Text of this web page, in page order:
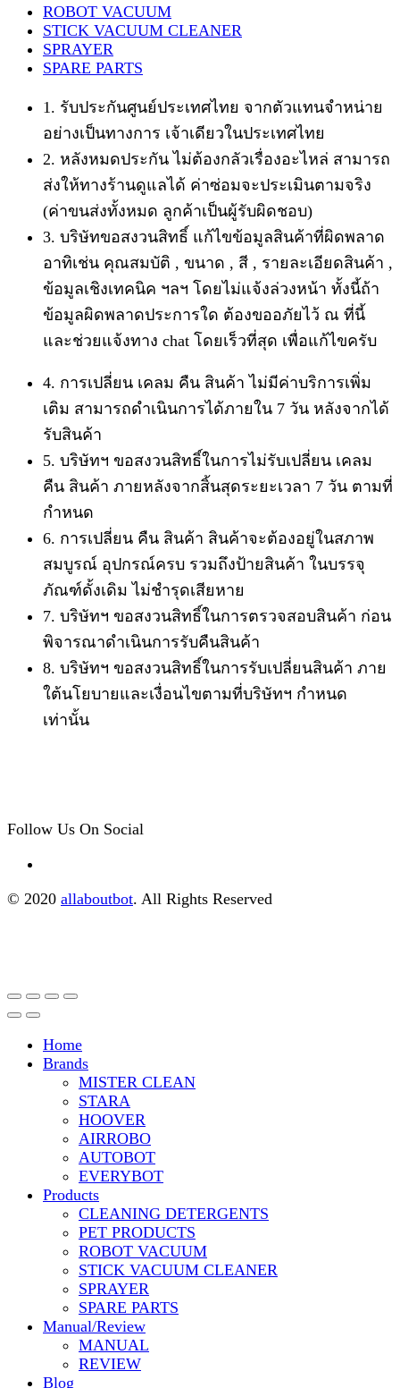
ROBOT VACUUM
STICK VACUUM CLEANER
SPRAYER
SPARE PARTS
1. รับประกันศูนย์ประเทศไทย จากตัวแทนจำหน่าย
อย่างเป็นทางการ เจ้าเดียวในประเทศไทย
2. หลังหมดประกัน ไม่ต้องกลัวเรื่องอะไหล่ สามารถ
ส่งให้ทางร้านดูแลได้ ค่าซ่อมจะประเมินตามจริง
(ค่าขนส่งทั้งหมด ลูกค้าเป็นผู้รับผิดชอบ)
3. บริษัทขอสงวนสิทธิ์ แก้ไขข้อมูลสินค้าที่ผิดพลาด
อาทิเช่น คุณสมบัติ , ขนาด , สี , รายละเอียดสินค้า ,
ข้อมูลเชิงเทคนิค ฯลฯ โดยไม่แจ้งล่วงหน้า ทั้งนี้ถ้า
ข้อมูลผิดพลาดประการใด ต้องขออภัยไว้ ณ ที่นี้
และช่วยแจ้งทาง chat โดยเร็วที่สุด เพื่อแก้ไขครับ
4. การเปลี่ยน เคลม คืน สินค้า ไม่มีค่าบริการเพิ่ม
เติม สามารถดำเนินการได้ภายใน 7 วัน หลังจากได้
รับสินค้า
5. บริษัทฯ ขอสงวนสิทธิ์ในการไม่รับเปลี่ยน เคลม
คืน สินค้า ภายหลังจากสิ้นสุดระยะเวลา 7 วัน ตามที่
กำหนด
6. การเปลี่ยน คืน สินค้า สินค้าจะต้องอยู่ในสภาพ
สมบูรณ์ อุปกรณ์ครบ รวมถึงป้ายสินค้า ในบรรจุ
ภัณฑ์ดั้งเดิม ไม่ชำรุดเสียหาย
7. บริษัทฯ ขอสงวนสิทธิ์ในการตรวจสอบสินค้า ก่อน
พิจารณาดำเนินการรับคืนสินค้า
8. บริษัทฯ ขอสงวนสิทธิ์ในการรับเปลี่ยนสินค้า ภาย
ใต้นโยบายและเงื่อนไขตามที่บริษัทฯ กำหนด
เท่านั้น
Follow Us On Social
© 2020 allaboutbot. All Rights Reserved
Home
Brands
MISTER CLEAN
STARA
HOOVER
AIRROBO
AUTOBOT
EVERYBOT
Products
CLEANING DETERGENTS
PET PRODUCTS
ROBOT VACUUM
STICK VACUUM CLEANER
SPRAYER
SPARE PARTS
Manual/Review
MANUAL
REVIEW
Blog